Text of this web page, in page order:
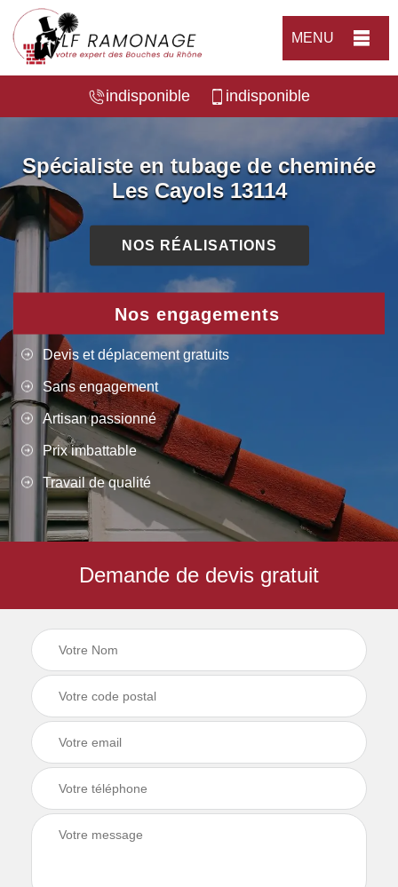
MENU
indisponible indisponible
Spécialiste en tubage de cheminée
Les Cayols 13114
NOS RÉALISATIONS
Nos engagements
Devis et déplacement gratuits
Sans engagement
Artisan passionné
Prix imbattable
Travail de qualité
Demande de devis gratuit